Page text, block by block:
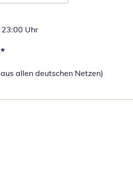
Uhr
*
allen deutschen Netzen)